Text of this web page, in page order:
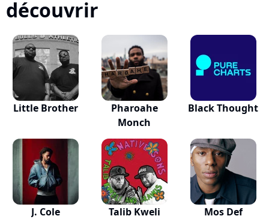
découvrir
Little Brother
Pharoahe
Monch
Black Thought
J. Cole Talib Kweli Mos Def